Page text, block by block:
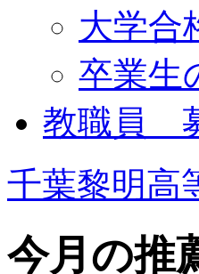
大学合
卒業生
教職員
千葉黎明高
今月の推